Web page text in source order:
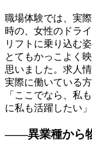
職場体験では、実
時の、女性のドラ
リフトに乗り込む
とてもかっこよく
思いました。求人
実際に働いている
「ここでなら、私
に私も活躍したい
――異業種から